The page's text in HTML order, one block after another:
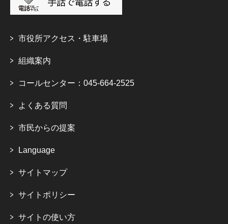
市役所アクセス・駐車場
組織案内
コールセンター：045-664-2525
よくある質問
市民からの提案
Language
サイトマップ
サイトポリシー
サイトの使い方